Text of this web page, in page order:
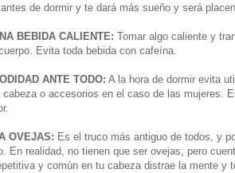
de dormir y te dará más sueño y será
BEBIDA CALIENTE: Tomar algo caliente y
Evita toda bebida con cafeína.
ANTE TODO: A la hora de dormir evita
o accesorios en el caso de las mujeres.
OVEJAS: Es el truco más antiguo de todos, y
En realidad, no tienen que ser ovejas, pero
y común en tu cabeza distrae la mente y